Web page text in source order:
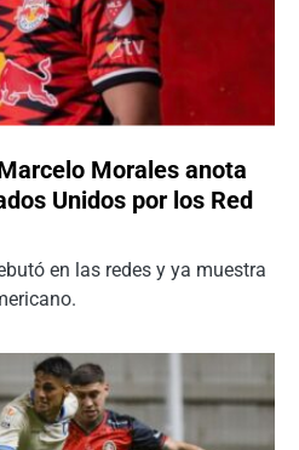
Morales anota
Unidos por los Red
en las redes y ya muestra